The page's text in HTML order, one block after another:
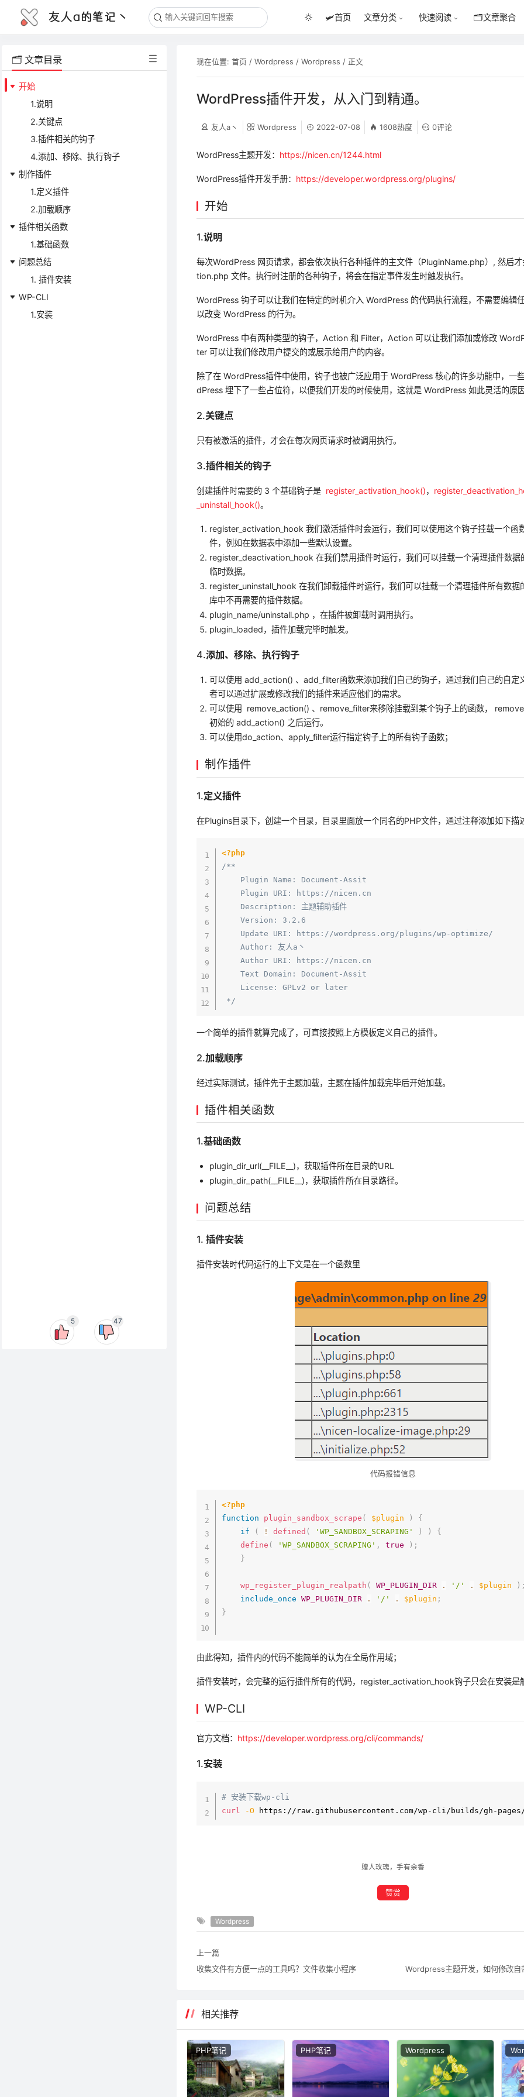
友人a的笔记丶 🛩️首页 文章分类 快速阅读 🗂️文章聚合
🗂️ 文章目录
开始
1.说明
2.关键点
3.插件相关的钩子
4.添加、移除、执行钩子
制作插件
1.定义插件
2.加载顺序
插件相关函数
1.基础函数
问题总结
1. 插件安装
WP-CLI
1.安装
5 47
现在位置:首页 /Wordpress /Wordpress / 正文
WordPress插件开发，从入门到精通。
友人a丶 Wordpress 2022-07-08 1608热度 0评论
WordPress主题开发： https://nicen.cn/1244.html
WordPress插件开发手册： https://developer.wordpress.org/plugins/
开始
1.说明
每次WordPress 网页请求，都会依次执行各种插件的主文件（PluginName.php）, 然后
tion.php 文件。执行时注册的各种钩子，将会在指定事件发生时触发执行。
WordPress 钩子可以让我们在特定的时机介入 WordPress 的代码执行流程，不需要编辑
以改变 WordPress 的行为。
WordPress 中有两种类型的钩子，Action 和 Filter，Action 可以让我们添加或修改
ter 可以让我们修改用户提交的或展示给用户的内容。
除了在 WordPress插件中使用，钩子也被广泛应用于 WordPress 核心的许多功能中，一
dPress 埋下了一些占位符，以便我们开发的时候使用，这就是 WordPress 如此灵活的原
2.关键点
只有被激活的插件，才会在每次网页请求时被调用执行。
3.插件相关的钩子
创建插件时需要的 3 个基础钩子是 register_activation_hook()，
_uninstall_hook()。
register_activation_hook 我们激活插件时会运行，我们可以使用这个钩子挂载一个函
件，例如在数据表中添加一些默认设置。
register_deactivation_hook 在我们禁用插件时运行，我们可以挂载一个清理插件数据
临时数据。
register_uninstall_hook 在我们卸载插件时运行，我们可以挂载一个清理插件所有数据
库中不再需要的插件数据。
plugin_name/uninstall.php ，在插件被卸载时调用执行。
plugin_loaded，插件加载完毕时触发。
4.添加、移除、执行钩子
可以使用 add_action() 、add_filter函数来添加我们自己的钩子，通过我们自己的自定
者可以通过扩展或修改我们的插件来适应他们的需求。
可以使用 remove_action() 、remove_filter来移除挂载到某个钩子上的函数，
初始的 add_action() 之后运行。
可以使用do_action、apply_filter运行指定钩子上的所有钩子函数；
制作插件
1.定义插件
在Plugins目录下，创建一个目录，目录里面放一个同名的PHP文件，通过注释添加如下描
<?php
/**
    Plugin Name: Document-Assit
    Plugin URI: https://nicen.cn
    Description: 主题辅助插件
    Version: 3.2.6
    Update URI: https://wordpress.org/plugins/wp-optimize/
    Author: 友人a丶
    Author URI: https://nicen.cn
    Text Domain: Document-Assit
    License: GPLv2 or later
*/
一个简单的插件就算完成了，可直接按照上方模板定义自己的插件。
2.加载顺序
经过实际测试，插件先于主题加载，主题在插件加载完毕后开始加载。
插件相关函数
1.基础函数
plugin_dir_url(__FILE__)，获取插件所在目录的URL
plugin_dir_path(__FILE__)，获取插件所在目录路径。
问题总结
1. 插件安装
插件安装时代码运行的上下文是在一个函数里
代码报错信息
<?php
function
plugin_sandbox_scrape ( $plugin )
{
if
( ! defined ( 'WP_SANDBOX_SCRAPING' ) )
{
define ( 'WP_SANDBOX_SCRAPING' , true ) ;
}
wp_register_plugin_realpath ( WP_PLUGIN_DIR . '/' . $plugin )
include_once
WP_PLUGIN_DIR . '/' . $plugin ;
}
由此得知，插件内的代码不能简单的认为在全局作用域；
插件安装时，会完整的运行插件所有的代码，register_activation_hook钩子只会在安装是
WP-CLI
官方文档： https://developer.wordpress.org/cli/commands/
1.安装
# 安装下载wp-cli
curl
-O
赠人玫瑰，手有余香
赞赏
Wordpress
上一篇
收集文件有方便一点的工具吗？文件收集小程序
Wordpress主题开发，如何修改自
相关推荐
PHP笔记 PHP笔记 Wordpress